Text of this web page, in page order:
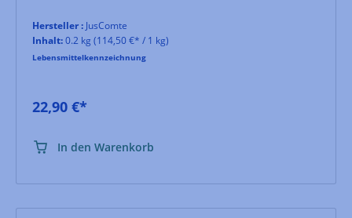
Hersteller : JusComte
Inhalt:0.2 kg (114,50 €* / 1 kg)
Lebensmittelkennzeichnung
22,90 €*
In den Warenkorb